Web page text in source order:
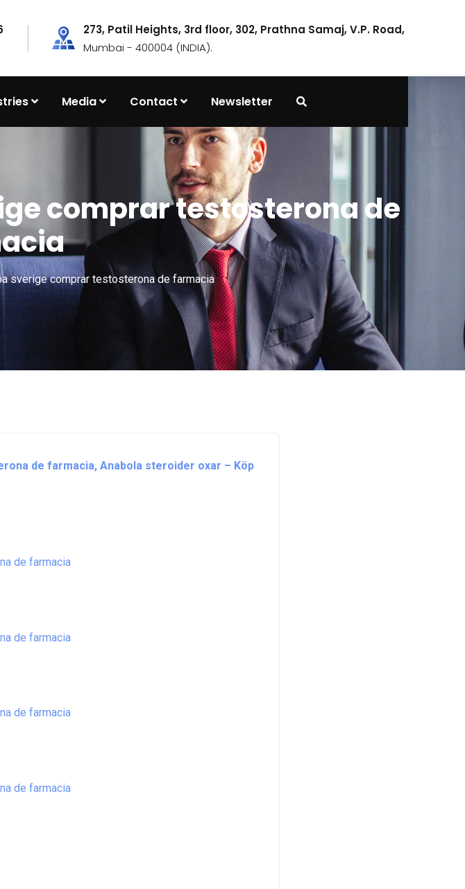
273, Patil Heights, 3rd floor, 302, Prathna Samaj, V.P. Road,
Mumbai - 400004 (INDIA).
Media Contact Newsletter
comprar testosterona de
sverige comprar testosterona de farmacia
de farmacia, Anabola steroider oxar – Köp